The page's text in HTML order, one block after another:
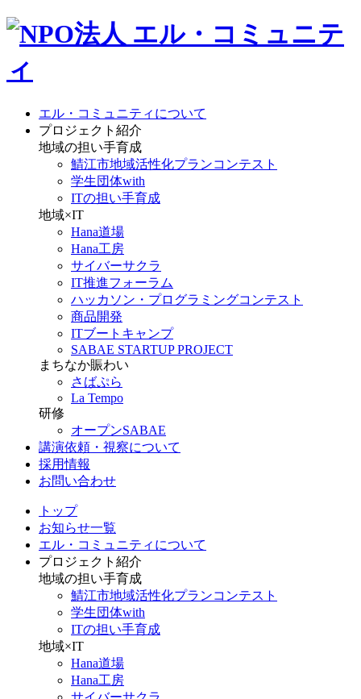
エル・コミュニティについて
プロジェクト紹介
地域の担い手育成
鯖江市地域活性化プランコンテスト
学生団体with
ITの担い手育成
地域×IT
Hana道場
Hana工房
サイバーサクラ
IT推進フォーラム
ハッカソン・プログラミングコンテスト
商品開発
ITブートキャンプ
SABAE STARTUP PROJECT
まちなか賑わい
さばぷら
La Tempo
研修
オープンSABAE
講演依頼・視察について
採用情報
お問い合わせ
トップ
お知らせ一覧
エル・コミュニティについて
プロジェクト紹介
地域の担い手育成
鯖江市地域活性化プランコンテスト
学生団体with
ITの担い手育成
地域×IT
Hana道場
Hana工房